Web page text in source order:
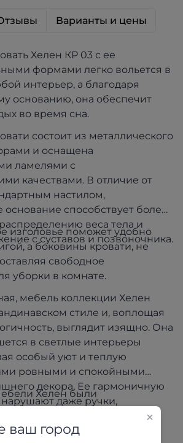
Варианты и цены
КР 03 с ее
формами легко вольется в
интерьер, а благодаря
основанию, она обеспечит
во время сна.
состоит из металлического
и оснащена
ламелями с
качествами. В отличие от
настилом,
основание способствует более
веса тела и
с суставов и позвоночника.
изголовье поможет удобно
а боковины кровати, не
свободное
уборки в комнате.
мебель коллекции Хелен
стиле и, воплощая
выглядит изящно. Она
в светлые интерьеры
особый уют и теплую
ровными и спокойными
декора. Ее гармоничную
нарушают даже ручки,
внутри.
Хелен были
материалы и фурнитура,
здоровья и
ваш город